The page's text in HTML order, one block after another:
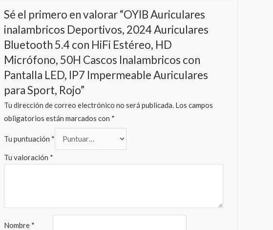
Sé el primero en valorar “OYIB Auriculares
inalambricos Deportivos, 2024 Auriculares
Bluetooth 5.4 con HiFi Estéreo, HD
Micrófono, 50H Cascos Inalambricos con
Pantalla LED, IP7 Impermeable Auriculares
para Sport, Rojo”
Tu dirección de correo electrónico no será publicada. Los campos
obligatorios están marcados con *
Tu puntuación *
Tu valoración *
Nombre *